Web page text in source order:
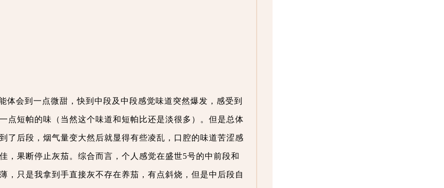
体会到一点微甜，快到中段及中段感觉味道突然爆发，感受到
点短帕的味（当然这个味道和短帕比还是淡很多）。但是总体
了后段，烟气量变大然后就显得有些凌乱，口腔的味道苦涩感
，果断停止灰茄。综合而言，个人感觉在盛世5号的中前段和
，只是我拿到手直接灰不存在养茄，有点斜烧，但是中后段自